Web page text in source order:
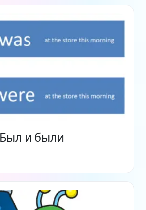
Был и были
Читать дальше